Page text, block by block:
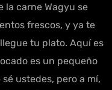
la carne Wagyu se
frescos, y ya te
tu plato. Aquí es
es un pequeño
ustedes, pero a mí,